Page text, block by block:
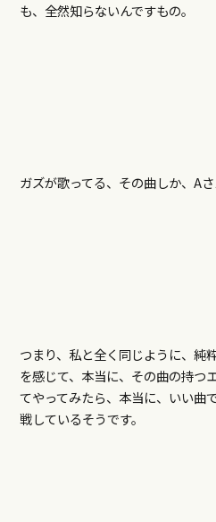
も、全然知らないんですもの。
ガズが歌ってる、その曲しか、Aさ
つまり、私と全く同じように、純
を感じて、本当に、その曲の持つ
てやってみたら、本当に、いい曲
戦しているそうです。